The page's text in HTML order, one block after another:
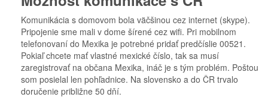
Komunikácia s domovom bola väčšinou cez internet (skype).
Pripojenie sme mali v dome šírené cez wifi. Pri mobilnom
telefonovaní do Mexika je potrebné pridať predčíslie 00521.
Pokiaľ chcete mať vlastné mexické číslo, tak sa musí
zaregistrovať na občana Mexika, ináč je s tým problém. Poštou
som posielal len pohľadnice. Na slovensko a do ČR trvalo
doručenie približne 50 dňí.